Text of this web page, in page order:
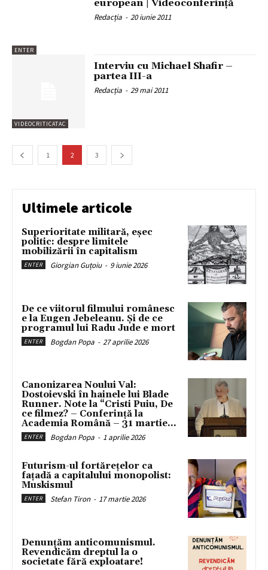
ENTER
european | Videoconferință
Redacția - 20 iunie 2011
VIDEOCRITICATAC
Interviu cu Michael Shafir –
partea III-a
Redacția - 29 mai 2011
1 2 3
Ultimele articole
Superioritate militară, eșec
politic: despre limitele
mobilizării în capitalism
ENTER Giorgian Guțoiu - 9 iunie 2026
De ce viitorul filmului românesc
e la Eugen Jebeleanu. Și de ce
programul lui Radu Jude e mort
ENTER Bogdan Popa - 27 aprilie 2026
Canonizarea Noului Val:
Dostoievski în hainele lui Blade
Runner. Note la “Cristi Puiu, De
ce filmez? – Conferință la
Academia Română – 31 martie...
ENTER Bogdan Popa - 1 aprilie 2026
Futurism-ul fortărețelor ca
fațadă a capitalului monopolist:
Muskismul
ENTER Stefan Tiron - 17 martie 2026
Denunțăm anticomunismul.
Revendicăm dreptul la o
societate fără exploatare!